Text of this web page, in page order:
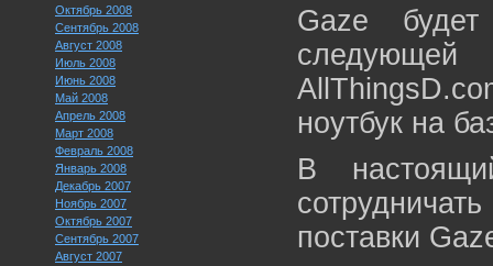
Октябрь 2008
Сентябрь 2008
Август 2008
Июль 2008
Июнь 2008
Май 2008
Апрель 2008
Март 2008
Февраль 2008
Январь 2008
Декабрь 2007
Ноябрь 2007
Октябрь 2007
Сентябрь 2007
Август 2007
Gaze
ноутбук на
В
поставки